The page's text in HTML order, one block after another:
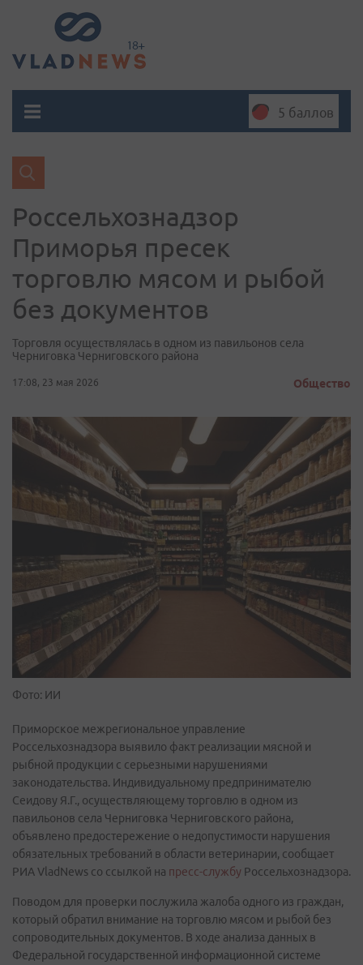
5 баллов
Россельхознадзор
Приморья пресек
торговлю мясом и рыбой
без документов
Торговля осуществлялась в одном из павильонов села
Черниговка Черниговского района
17:08, 23 мая 2026 Общество
Фото: ИИ
Приморское межрегиональное управление
Россельхознадзора выявило факт реализации мясной и
рыбной продукции с серьезными нарушениями
законодательства. Индивидуальному предпринимателю
Сеидову Я.Г., осуществляющему торговлю в одном из
павильонов села Черниговка Черниговского района,
объявлено предостережение о недопустимости нарушения
обязательных требований в области ветеринарии, сообщает
РИА VladNews со ссылкой на пресс-службу Россельхознадзора.
Поводом для проверки послужила жалоба одного из граждан,
который обратил внимание на торговлю мясом и рыбой без
сопроводительных документов. В ходе анализа данных в
Федеральной государственной информационной системе